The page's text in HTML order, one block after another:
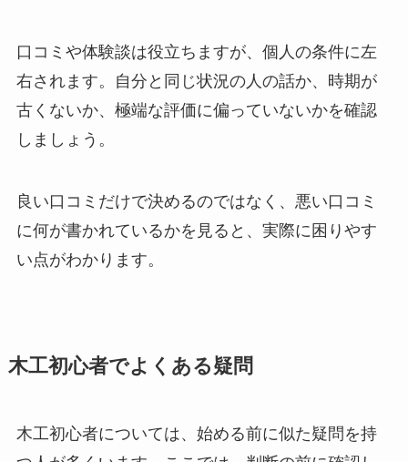
口コミや体験談は役立ちますが、個人の条件に左
右されます。自分と同じ状況の人の話か、時期が
古くないか、極端な評価に偏っていないかを確認
しましょう。
良い口コミだけで決めるのではなく、悪い口コミ
に何が書かれているかを見ると、実際に困りやす
い点がわかります。
木工初心者でよくある疑問
木工初心者については、始める前に似た疑問を持